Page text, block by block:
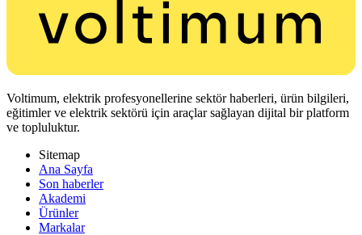
Voltimum, elektrik profesyonellerine sektör haberleri, ürün bilgileri,
eğitimler ve elektrik sektörü için araçlar sağlayan dijital bir platform
ve topluluktur.
Sitemap
Ana Sayfa
Son haberler
Akademi
Ürünler
Markalar